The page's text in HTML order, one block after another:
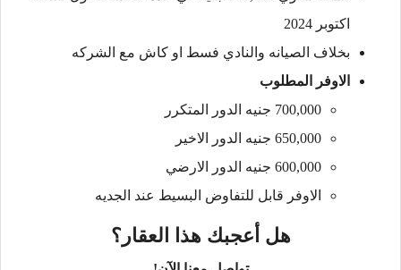
اكتوبر 2024
بخلاف الصيانه والنادي فسط او كاش مع الشركه
الاوفر المطلوب
700,000 جنيه الدور المتكرر
650,000 جنيه الدور الاخير
600,000 جنيه الدور الارضي
الاوفر قابل للتفاوض البسيط عند الجديه
هل أعجبك هذا العقار؟